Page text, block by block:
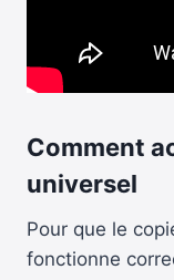
Comment
universel
Pour que le
fonctionne